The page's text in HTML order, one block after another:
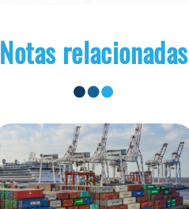
Notas relacionadas